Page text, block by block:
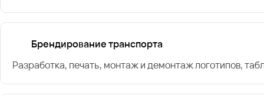
Брендирование транспорта
Разработка, печать, монтаж и демонтаж логотипов,